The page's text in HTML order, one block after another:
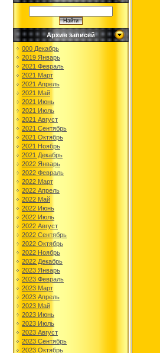
Архив записей
000 Декабрь
2019 Январь
2021 Февраль
2021 Март
2021 Апрель
2021 Май
2021 Июнь
2021 Июль
2021 Август
2021 Сентябрь
2021 Октябрь
2021 Ноябрь
2021 Декабрь
2022 Январь
2022 Февраль
2022 Март
2022 Апрель
2022 Май
2022 Июнь
2022 Июль
2022 Август
2022 Сентябрь
2022 Октябрь
2022 Ноябрь
2022 Декабрь
2023 Январь
2023 Февраль
2023 Март
2023 Апрель
2023 Май
2023 Июнь
2023 Июль
2023 Август
2023 Сентябрь
2023 Октябрь